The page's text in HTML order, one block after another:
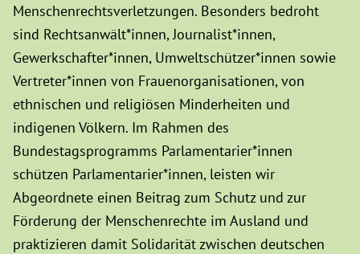
Menschenrechtsverletzungen. Besonders bedroht
sind Rechtsanwält*innen, Journalist*innen,
Gewerkschafter*innen, Umweltschützer*innen sowie
Vertreter*innen von Frauenorganisationen, von
ethnischen und religiösen Minderheiten und
indigenen Völkern. Im Rahmen des
Bundestagsprogramms Parlamentarier*innen
schützen Parlamentarier*innen, leisten wir
Abgeordnete einen Beitrag zum Schutz und zur
Förderung der Menschenrechte im Ausland und
praktizieren damit Solidarität zwischen deutschen